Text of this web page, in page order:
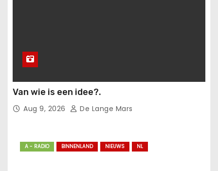
Van wie is een idee?.
Aug 9, 2026 De Lange Mars
A - RADIO BINNENLAND NIEUWS NL